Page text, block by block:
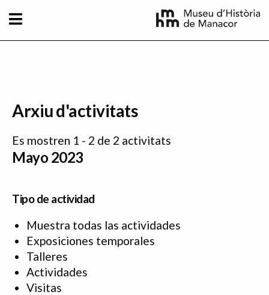
Arxiu d'activitats
Es mostren 1 - 2 de 2 activitats
Mayo 2023
Tipo de actividad
Muestra todas las actividades
Exposiciones temporales
Talleres
Actividades
Visitas